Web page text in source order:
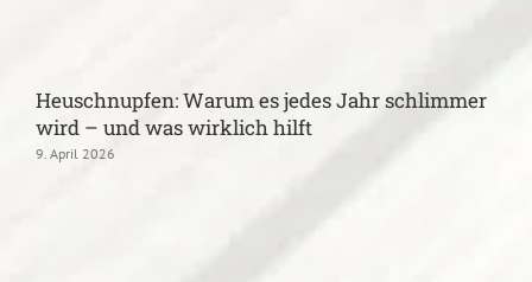
Heuschnupfen: Warum es jedes Jahr schlimmer
wird – und was wirklich hilft
9. April 2026